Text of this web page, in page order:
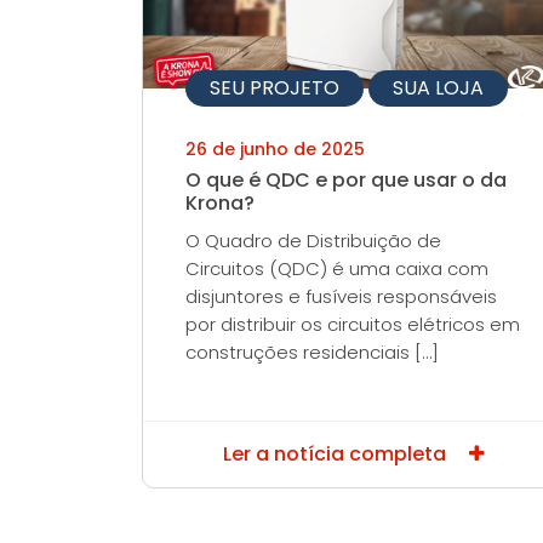
SEU PROJETO SUA LOJA
26 de junho de 2025
O que é QDC e por que usar o da
Krona?
O Quadro de Distribuição de
Circuitos (QDC) é uma caixa com
disjuntores e fusíveis responsáveis
por distribuir os circuitos elétricos em
construções residenciais […]
Ler a notícia completa